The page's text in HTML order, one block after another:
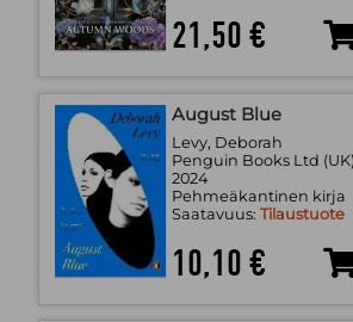
21,50 €
August Blue
Levy, Deborah
Penguin Books Ltd (UK)
2024
Pehmeäkantinen kirja
Saatavuus: Tilaustuote
10,10 €